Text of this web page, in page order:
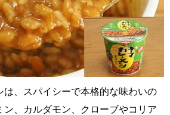
は、スパイシーで本格的な味わいの
ン、カルダモン、クローブやコリア